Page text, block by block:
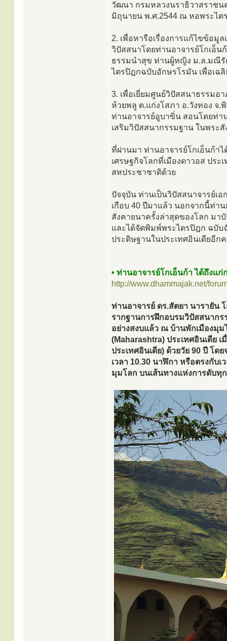
วัฒนา กรมหลวงนราธิวาสราชน
มิถุนายน พ.ศ.2544 ณ หอพระไ
2. เพื่อหารือเรื่องการแก้ไขข้อมู
วิปัสสนาโดยท่านอาจารย์โกเอ็น
ธรรมนำสุข ท่านผู้หญิง ม.ล.มณีรั
ไตรปิฎกฉบับอักษรโรมัน เพื่อเฉ
3. เพื่อเยี่ยมศูนย์วิปัสสนาธรรมอ
ห้วยพลู ต.แก่งโสภา อ.วังทอง จ
ท่านอาจารย์อูบาขิ่น สอนโดยท่า
เสริมวิปัสสนากรรมฐาน ในพระ
ที่ผ่านมา ท่านอาจารย์โกเอ็นก้า
เศรษฐกิจโลกที่เมืองดาวอส ปร
สหประชาชาติด้วย
ปัจจุบัน ท่านเป็นวิปัสสนาจารย์เ
เกือบ 40 ปีมาแล้ว นอกจากนี้ท่า
สังคายนาครั้งล่าสุดของโลก มา
และได้จัดพิมพ์พระไตรปิฎก ฉบับ
ประดิษฐานในประเทศอินเดียอีก
• ท่านอาจารย์โกเอ็นก้า ได้ถึงแก่
http://www.dhammajak.net/
ท่านอาจารย์ ดร.สัตยา นารายัน
รากฐานการฝึกอบรมวิปัสสนาก
อย่างสงบแล้ว ณ บ้านพักเมืองมุม
(Maharashtra) ประเทศอินเดีย
ประเทศอินเดีย) ด้วยวัย 90 ปี โ
เวลา 10.30 นาฬิกา หรือตรงกับ
มุมโลก บนเส้นทางแห่งการดับ